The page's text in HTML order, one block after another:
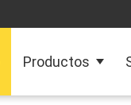
Productos